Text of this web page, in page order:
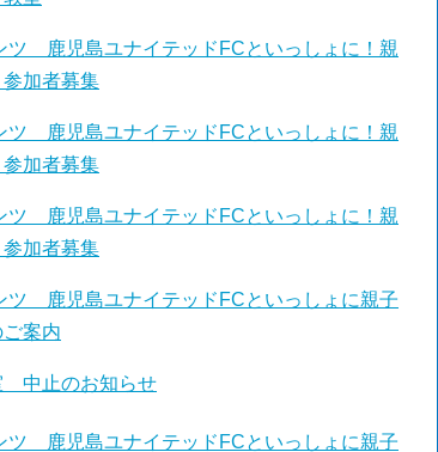
ツ 鹿児島ユナイテッドFCといっしょに！親
加者募集
ツ 鹿児島ユナイテッドFCといっしょに！親
加者募集
ツ 鹿児島ユナイテッドFCといっしょに！親
加者募集
ツ 鹿児島ユナイテッドFCといっしょに親子
案内
中止のお知らせ
ツ 鹿児島ユナイテッドFCといっしょに親子